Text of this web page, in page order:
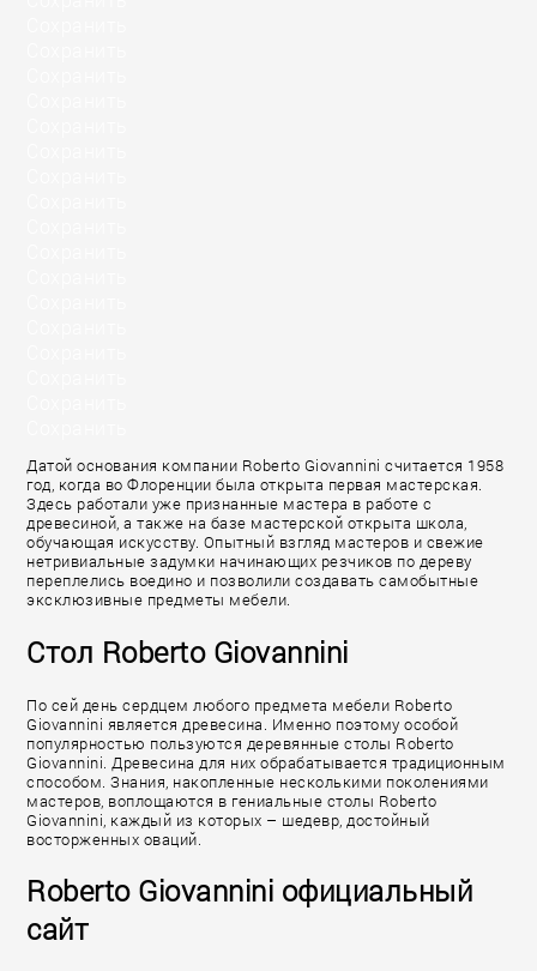
Датой основания компании Roberto Giovannini считается 1958
год, когда во Флоренции была открыта первая мастерская.
Здесь работали уже признанные мастера в работе с
древесиной, а также на базе мастерской открыта школа,
обучающая искусству. Опытный взгляд мастеров и свежие
нетривиальные задумки начинающих резчиков по дереву
переплелись воедино и позволили создавать самобытные
эксклюзивные предметы мебели.
Стол Roberto Giovannini
По сей день сердцем любого предмета мебели Roberto
Giovannini является древесина. Именно поэтому особой
популярностью пользуются деревянные столы Roberto
Giovannini. Древесина для них обрабатывается традиционным
способом. Знания, накопленные несколькими поколениями
мастеров, воплощаются в гениальные столы Roberto
Giovannini, каждый из которых – шедевр, достойный
восторженных оваций.
Roberto Giovannini официальный
сайт